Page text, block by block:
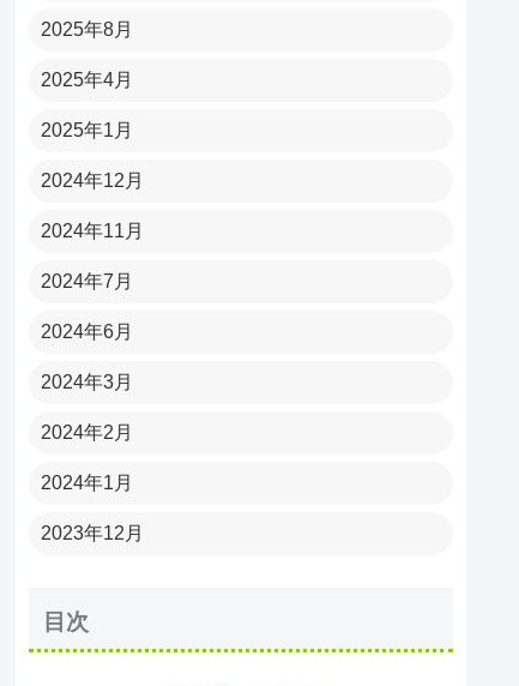
2025年8月
2025年4月
2025年1月
2024年12月
2024年11月
2024年7月
2024年6月
2024年3月
2024年2月
2024年1月
2023年12月
目次